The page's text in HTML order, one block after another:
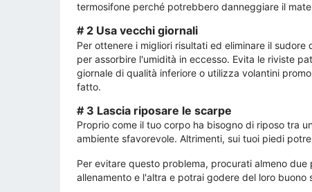
termosifone perché potrebbero danneggiare il
# 2 Usa vecchi giornali
Per ottenere i migliori risultati ed eliminare il
per assorbire l'umidità in eccesso. Evita le riviste
giornale di qualità inferiore o utilizza volantini
fatto.
# 3 Lascia riposare le scarpe
Proprio come il tuo corpo ha bisogno di riposo tra
ambiente sfavorevole. Altrimenti, sui tuoi piedi
Per evitare questo problema, procurati almeno
allenamento e l'altra e potrai godere del loro buono